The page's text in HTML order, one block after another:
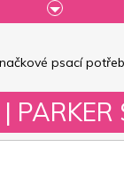
psací
|